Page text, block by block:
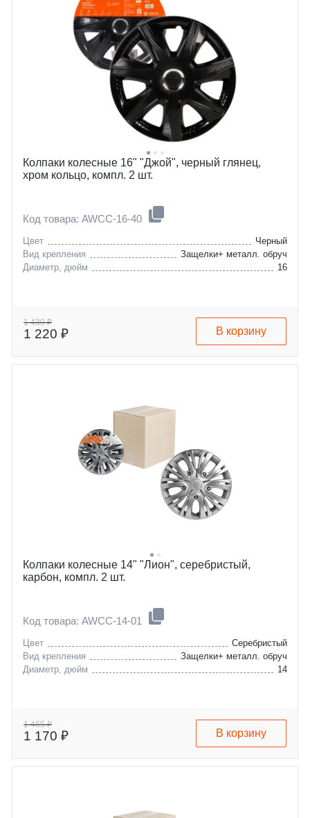
Колпаки колесные 16" "Джой", черный глянец,
хром кольцо, компл. 2 шт.
Код товара: AWCC-16-40
Цвет
Черный
Вид крепления
Защелки+ металл. обруч
Диаметр, дюйм
16
1 430 ₽
1 220 ₽ В корзину
Колпаки колесные 14" "Лион", серебристый,
карбон, компл. 2 шт.
Код товара: AWCC-14-01
Цвет
Серебристый
Вид крепления
Защелки+ металл. обруч
Диаметр, дюйм
14
1 465 ₽
1 170 ₽ В корзину